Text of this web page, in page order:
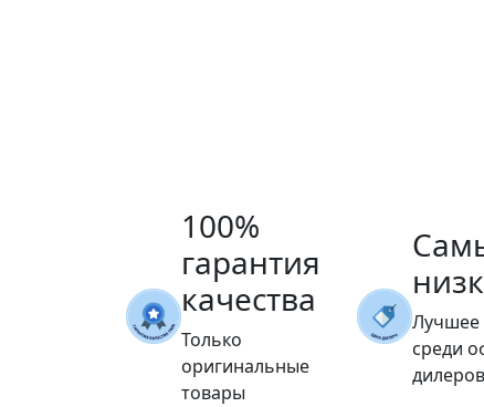
100%
гарантия
качества
Только
оригинальные
товары
Лучшее
среди
дилеров